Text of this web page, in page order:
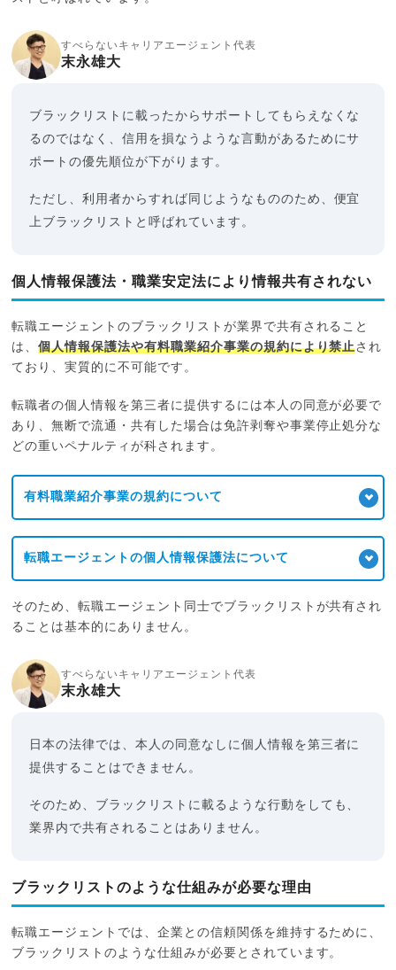
すべらないキャリアエージェント代表
末永雄大
ブラックリストに載ったからサポートしてもらえなくな
るのではなく、信用を損なうような言動があるためにサ
ポートの優先順位が下がります。
ただし、利用者からすれば同じようなもののため、便宜
上ブラックリストと呼ばれています。
個人情報保護法・職業安定法により情報共有されない
転職エージェントのブラックリストが業界で共有されること
は、個人情報保護法や有料職業紹介事業の規約により禁止され
ており、実質的に不可能です。
転職者の個人情報を第三者に提供するには本人の同意が必要で
あり、無断で流通・共有した場合は免許剥奪や事業停止処分な
どの重いペナルティが科されます。
有料職業紹介事業の規約について
転職エージェントの個人情報保護法について
そのため、転職エージェント同士でブラックリストが共有され
ることは基本的にありません。
すべらないキャリアエージェント代表
末永雄大
日本の法律では、本人の同意なしに個人情報を第三者に
提供することはできません。
そのため、ブラックリストに載るような行動をしても、
業界内で共有されることはありません。
ブラックリストのような仕組みが必要な理由
転職エージェントでは、企業との信頼関係を維持するために、
ブラックリストのような仕組みが必要とされています。